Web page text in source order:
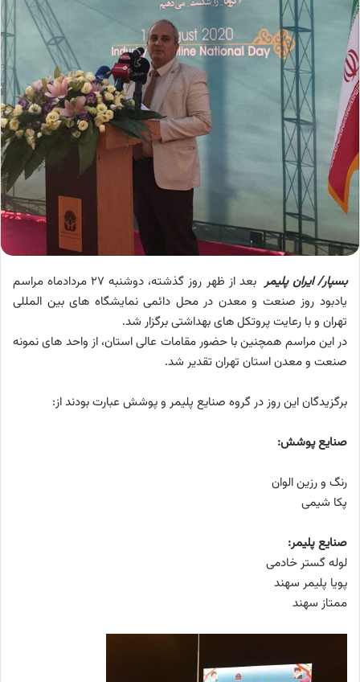
بسپار/ ایران پلیمر
بعد از ظهر روز گذشته، دوشنبه ۲۷ مردادماه مراسم
یادبود روز صنعت و معدن در محل دائمی نمایشگاه های بین المللی
تهران و با رعایت پروتکل های بهداشتی برگزار شد.
در این مراسم همچنین با حضور مقامات عالی استان، از واحد های نمونه
صنعت و معدن استان تهران تقدیر شد.
برگزیدگان این روز در گروه صنایع پلیمر و پوشش عبارت بودند از:
صنایع پوشش:
رنگ و رزین الوان
پکا شیمی
صنایع پلیمر:
لوله گستر خادمی
پویا پلیمر سهند
ممتاز سهند